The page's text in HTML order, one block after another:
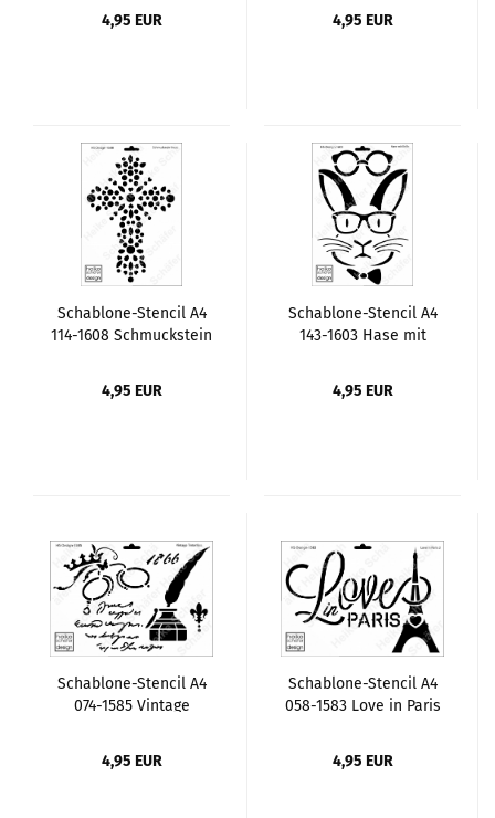
4,95 EUR
4,95 EUR
Schablone-Stencil A4
114-1608 Schmuckstein
4,95 EUR
Schablone-Stencil A4
143-1603 Hase mit
4,95 EUR
Schablone-Stencil A4
074-1585 Vintage
4,95 EUR
Schablone-Stencil A4
058-1583 Love in Paris
4,95 EUR